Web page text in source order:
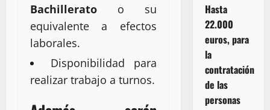
Bachillerato o su
equivalente a efectos
laborales.
Disponibilidad para
realizar trabajo a turnos.
Hasta
22.000
euros, para
la
contratación
de las
personas